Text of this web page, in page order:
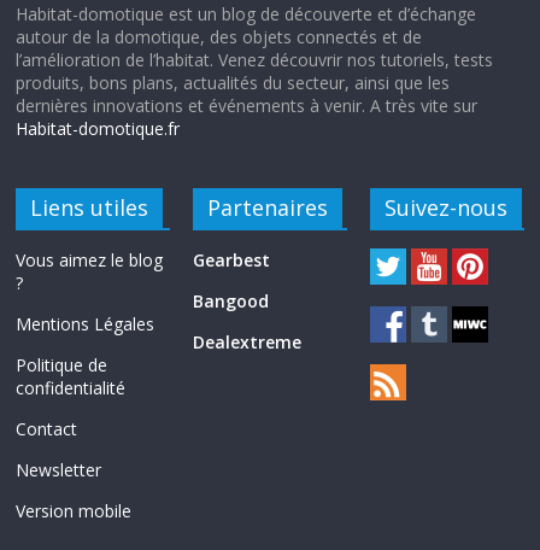
Habitat-domotique est un blog de découverte et d’échange
autour de la domotique, des objets connectés et de
l’amélioration de l’habitat. Venez découvrir nos tutoriels, tests
produits, bons plans, actualités du secteur, ainsi que les
dernières innovations et événements à venir. A très vite sur
Habitat-domotique.fr
Liens utiles
Vous aimez le blog
?
Mentions Légales
Politique de
confidentialité
Contact
Newsletter
Version mobile
Partenaires
Gearbest
Bangood
Dealextreme
Suivez-nous